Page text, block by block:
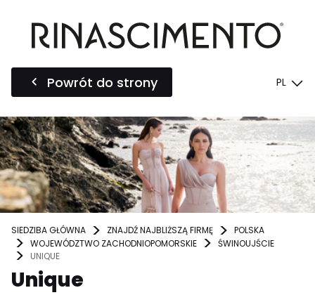
Powrót do strony PL
SIEDZIBA GŁÓWNA ZNAJDŹ NAJBLIŻSZĄ FIRMĘ
POLSKA
WOJEWÓDZTWO ZACHODNIOPOMORSKIE
ŚWINOUJŚCIE
UNIQUE
Unique